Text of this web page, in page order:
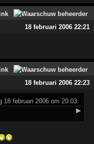
18 februari 2006 22:21
18 februari 2006 22:23
18 februari 2006 om 20:03:
▶